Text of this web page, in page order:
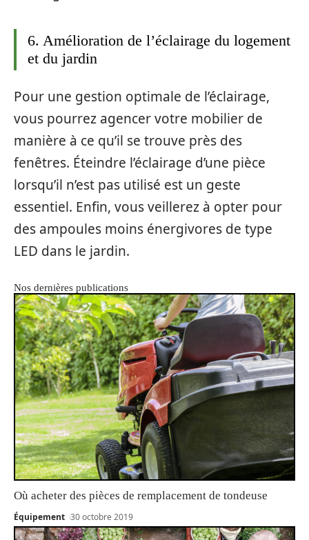
6. Amélioration de l’éclairage du logement
et du jardin
Pour une gestion optimale de l’éclairage,
vous pourrez agencer votre mobilier de
manière à ce qu’il se trouve près des
fenêtres. Éteindre l’éclairage d’une pièce
lorsqu’il n’est pas utilisé est un geste
essentiel. Enfin, vous veillerez à opter pour
des ampoules moins énergivores de type
LED dans le jardin.
Nos dernières publications
Où acheter des pièces de remplacement de tondeuse
Équipement 30 octobre 2019